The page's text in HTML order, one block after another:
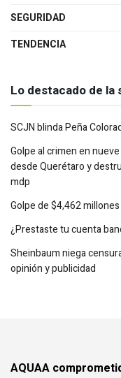
SEGURIDAD
TENDENCIA
Lo destacado de la
SCJN blinda Peña
Golpe al crimen en
desde Querétaro y
mdp
Golpe de $4,462
¿Prestaste tu cuenta
Sheinbaum niega
opinión y publicidad
AQUAA